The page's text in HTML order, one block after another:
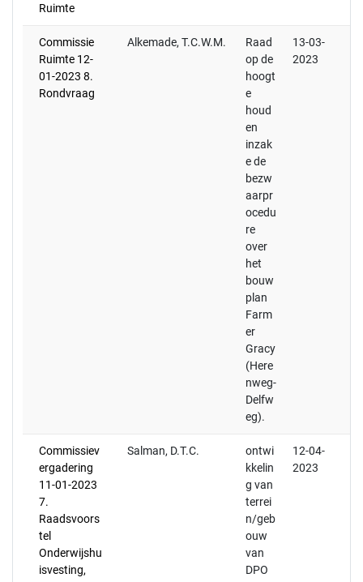
Ruimte
Commissie
Ruimte 12-
01-2023 8.
Rondvraag
Alkemade, T.C.W.M.
Raad
op de
hoogt
e
houd
en
inzak
e de
bezw
aarpr
ocedu
re
over
het
bouw
plan
Farm
er
Gracy
(Here
nweg-
Delfw
eg).
13-03-
2023
Commissiev
ergadering
11-01-2023
7.
Raadsvoors
tel
Onderwijshu
isvesting,
Salman, D.T.C.
ontwi
kkelin
g van
terrei
n/geb
ouw
van
DPO
12-04-
2023